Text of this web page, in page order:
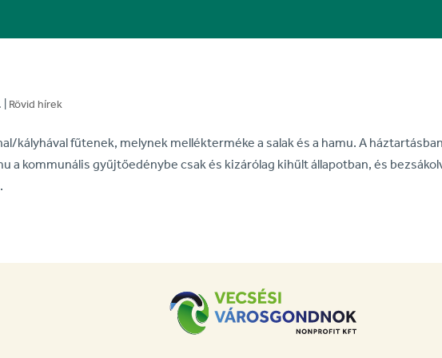
Rövid hírek
kályhával fűtenek, melynek mellékterméke a salak és a hamu. A
a kommunális gyűjtőedénybe csak és kizárólag kihűlt állapotban, és